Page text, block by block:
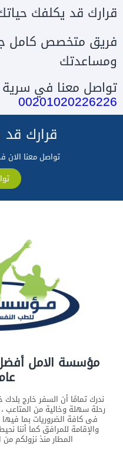
قرارك قد يكلفك
فريق متخصص كامل
ومساعدتك
تواصل معنا في
00201020226226
قرارك
تواصل معنا
مؤسسة الامل
عام
ندرك تمامًا أن السفر خارج
رحلة سهلة وخالية من
فى كافة الضروريات بما فيها
والإقامة للمرافق كما أننا
المطار منذ نزولكم